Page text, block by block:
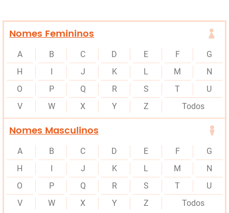
Nomes Femininos
A B C D E F
G
H
I J K L M
N
O
P Q R S T
U
V
W X Y Z Todos
Nomes Masculinos
A B C D E F
G
H
I J K L M
N
O
P Q R S T
U
V
W X Y Z Todos